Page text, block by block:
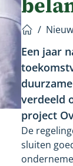
/
Een jaar
verdeeld
project
De
sluiten